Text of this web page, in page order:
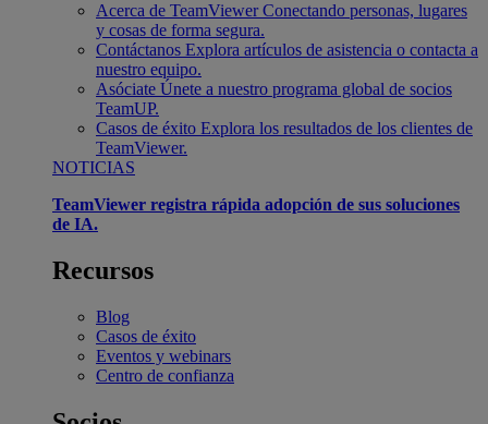
Acerca de TeamViewer Conectando personas, lugares
y cosas de forma segura.
Contáctanos Explora artículos de asistencia o contacta a
nuestro equipo.
Asóciate Únete a nuestro programa global de socios
TeamUP.
Casos de éxito Explora los resultados de los clientes de
TeamViewer.
NOTICIAS
TeamViewer registra rápida adopción de sus soluciones
de IA.
Recursos
Blog
Casos de éxito
Eventos y webinars
Centro de confianza